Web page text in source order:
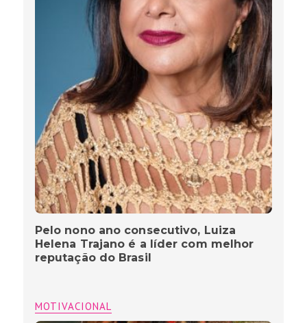
Pelo nono ano consecutivo, Luiza
Helena Trajano é a líder com melhor
reputação do Brasil
MOTIVACIONAL